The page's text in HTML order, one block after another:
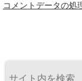
コメントデータの処